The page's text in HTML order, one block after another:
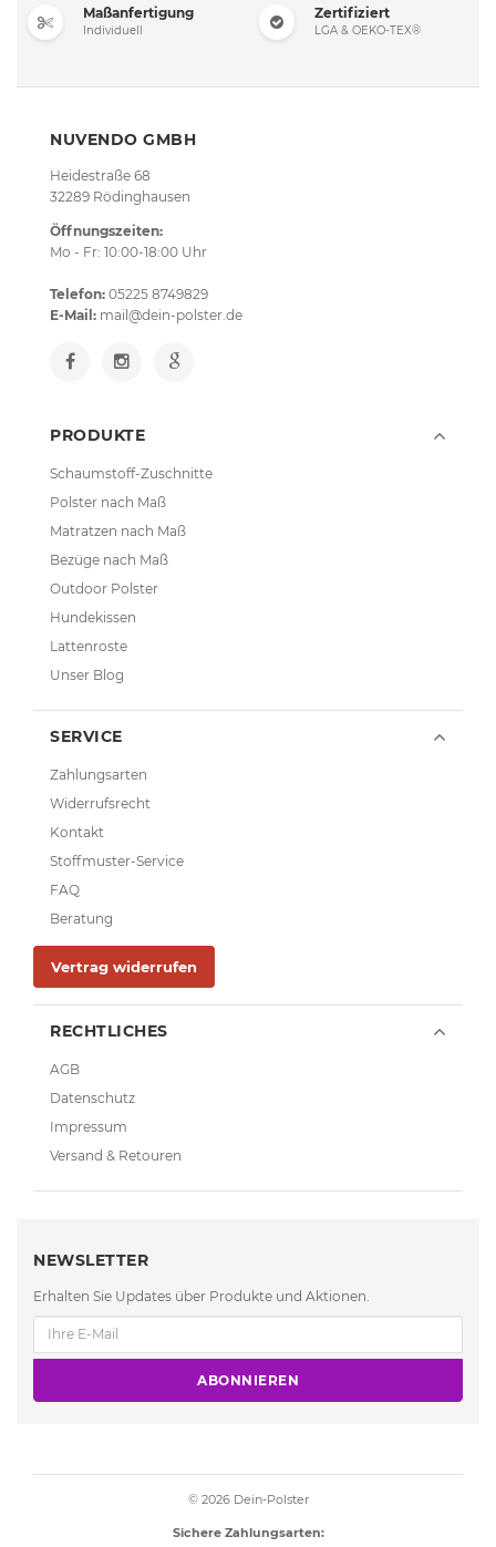
Maßanfertigung
Individuell
Zertifiziert
LGA & OEKO-TEX®
NUVENDO GMBH
Heidestraße 68
32289 Rödinghausen
Öffnungszeiten:
Mo - Fr: 10:00-18:00 Uhr
Telefon: 05225 8749829
E-Mail: mail@dein-polster.de
PRODUKTE
Schaumstoff-Zuschnitte
Polster nach Maß
Matratzen nach Maß
Bezüge nach Maß
Outdoor Polster
Hundekissen
Lattenroste
Unser Blog
SERVICE
Zahlungsarten
Widerrufsrecht
Kontakt
Stoffmuster-Service
FAQ
Beratung
Vertrag widerrufen
RECHTLICHES
AGB
Datenschutz
Impressum
Versand & Retouren
NEWSLETTER
Erhalten Sie Updates über Produkte und Aktionen.
ABONNIEREN
© 2026 Dein-Polster
Sichere Zahlungsarten: